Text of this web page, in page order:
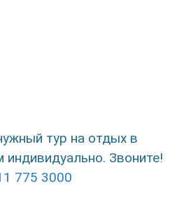
тур на отдых в
индивидуально. Звоните!
775 3000